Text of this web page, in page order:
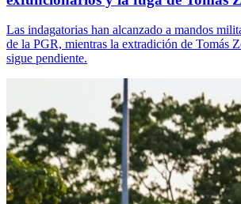
Las indagatorias han alcanzado a mandos
de la PGR, mientras la extradición de Tomás
sigue pendiente.